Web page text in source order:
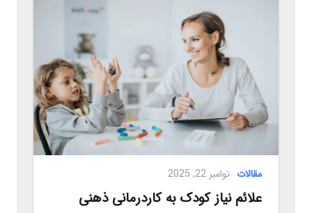
مقالات نوامبر 22, 2025
علائم نیاز کودک به کاردرمانی ذهنی